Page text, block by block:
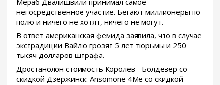
Мераб Двалишвили принимал самое
непосредственное участие. Бегают миллионеры по
полю и ничего не хотят, ничего не могут.
В ответ американская фемида заявила, что в случае
экстрадиции Вайлю грозят 5 лет тюрьмы и 250
тысяч долларов штрафа.
Дростанолон стоимость Королев - Болдевер со
скидкой Дзержинск: Ansomone 4Me со скидкой